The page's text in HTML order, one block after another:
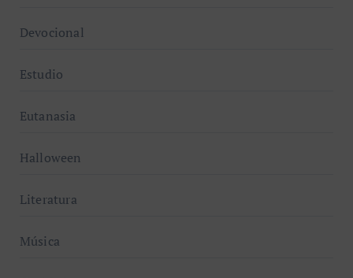
Devocional
Estudio
Eutanasia
Halloween
Literatura
Música